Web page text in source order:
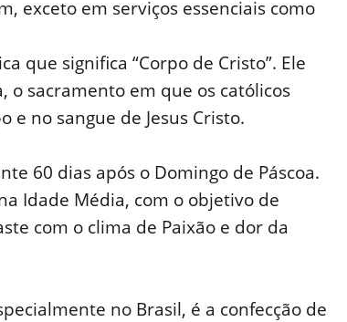
exceto em serviços essenciais como
que significa “Corpo de Cristo”. Ele
sacramento em que os católicos
no sangue de Jesus Cristo.
60 dias após o Domingo de Páscoa.
Idade Média, com o objetivo de
com o clima de Paixão e dor da
no Brasil, é a confecção de